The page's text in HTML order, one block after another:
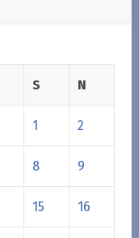
S N
1 2
8 9
15 16